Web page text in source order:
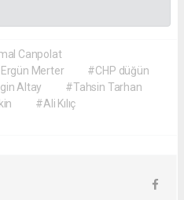
Canpolat
Merter
#CHP düğün
Altay
#Tahsin Tarhan
#Ali Kılıç